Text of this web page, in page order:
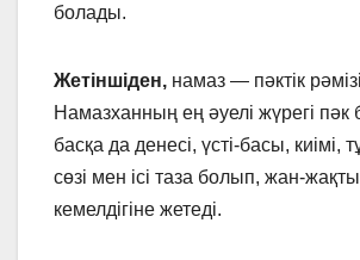
болады.
Жетіншіден, намаз — пәктік
Намазханның ең әуелі жүрегі
басқа да денесі, үсті-басы, киімі,
сөзі мен ісі таза болып, жан-
кемелдігіне жетеді.